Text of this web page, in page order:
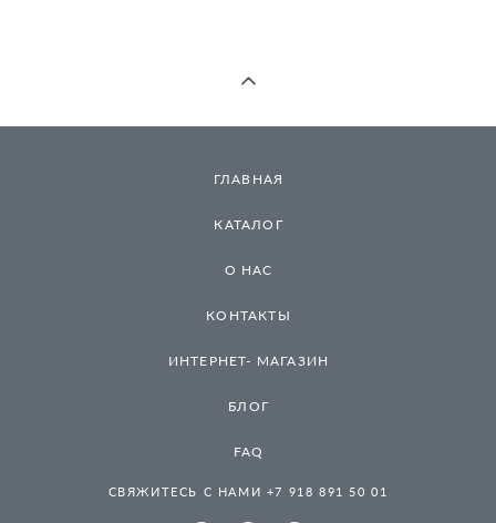
ГЛАВНАЯ
КАТАЛОГ
О НАС
КОНТАКТЫ
ИНТЕРНЕТ- МАГАЗИН
БЛОГ
FAQ
СВЯЖИТЕСЬ С НАМИ +7 918 891 50 01